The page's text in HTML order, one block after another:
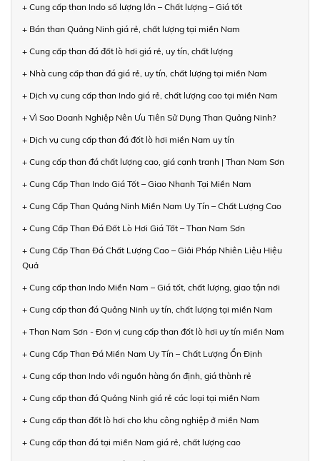
+ Cung cấp than Indo số lượng lớn – Chất lượng – Giá tốt
+ Bán than Quảng Ninh giá rẻ, chất lượng tại miền Nam
+ Cung cấp than đá đốt lò hơi giá rẻ, uy tín, chất lượng
+ Nhà cung cấp than đá giá rẻ, uy tín, chất lượng tại miền Nam
+ Dịch vụ cung cấp than Indo giá rẻ, chất lượng cao tại miền Nam
+ Vì Sao Doanh Nghiệp Nên Ưu Tiên Sử Dụng Than Quảng Ninh?
+ Dịch vụ cung cấp than đá đốt lò hơi miền Nam uy tín
+ Cung cấp than đá chất lượng cao, giá cạnh tranh | Than Nam Sơn
+ Cung Cấp Than Indo Giá Tốt – Giao Nhanh Tại Miền Nam
+ Cung Cấp Than Quảng Ninh Miền Nam Uy Tín – Chất Lượng Cao
+ Cung Cấp Than Đá Đốt Lò Hơi Giá Tốt – Than Nam Sơn
+ Cung Cấp Than Đá Chất Lượng Cao – Giải Pháp Nhiên Liệu Hiệu
Quả
+ Cung cấp than Indo Miền Nam – Giá tốt, chất lượng, giao tận nơi
+ Cung cấp than đá Quảng Ninh uy tín, chất lượng tại miền Nam
+ Than Nam Sơn - Đơn vị cung cấp than đốt lò hơi uy tín miền Nam
+ Cung Cấp Than Đá Miền Nam Uy Tín – Chất Lượng Ổn Định
+ Cung cấp than Indo với nguồn hàng ổn định, giá thành rẻ
+ Cung cấp than đá Quảng Ninh giá rẻ các loại tại miền Nam
+ Cung cấp than đốt lò hơi cho khu công nghiệp ở miền Nam
+ Cung cấp than đá tại miền Nam giá rẻ, chất lượng cao